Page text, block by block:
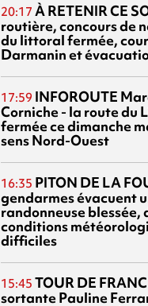
20:17 À RETENIR CE
routière, concours de
du littoral fermée,
Darmanin et
17:59 INFOROUTE
Corniche - la route du
fermée ce dimanche
sens Nord-Ouest
16:35 PITON DE LA
gendarmes évacuent
randonneuse blessée,
conditions
difficiles
15:45 TOUR DE
sortante Pauline